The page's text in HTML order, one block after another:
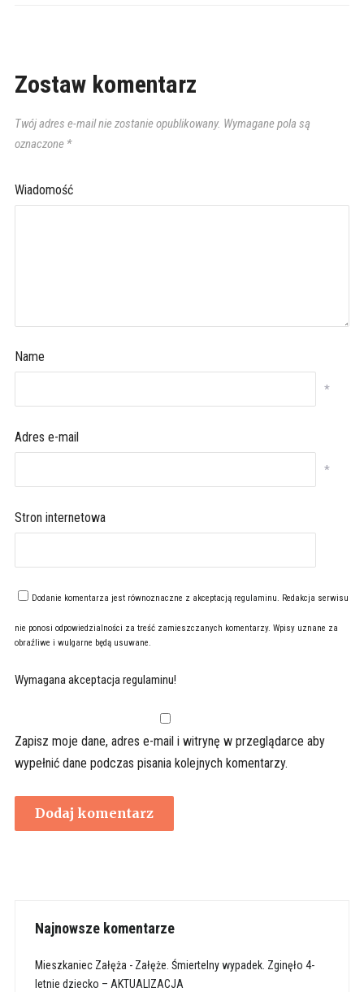
Zostaw komentarz
Twój adres e-mail nie zostanie opublikowany. Wymagane pola są
oznaczone *
Wiadomość
Name
*
Adres e-mail
*
Stron internetowa
Dodanie komentarza jest równoznaczne z akceptacją regulaminu. Redakcja serwisu
nie ponosi odpowiedzialności za treść zamieszczanych komentarzy. Wpisy uznane za
obraźliwe i wulgarne będą usuwane.
Wymagana akceptacja regulaminu!
Zapisz moje dane, adres e-mail i witrynę w przeglądarce aby
wypełnić dane podczas pisania kolejnych komentarzy.
Najnowsze komentarze
Mieszkaniec Załęża- Załęże. Śmiertelny wypadek. Zginęło 4-
letnie dziecko – AKTUALIZACJA